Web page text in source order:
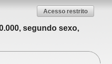
Acesso restrito
segundo sexo,